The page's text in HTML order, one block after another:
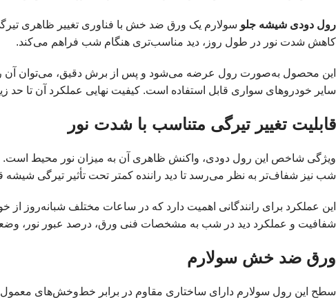
رول دودی شیشه جلو سولارم یک ورق ضد خش با فناوری تغییر ظاهری
کاهش شدت نور در طول روز، دید مناسب‌تری هنگام شب فراهم می‌کند.
سایر خودروهای سواری قابل استفاده است. کیفیت نهایی عملکرد آن تا
قابلیت تغییر تیرگی متناسب با شدت نور
ویژگی شاخص این رول دودی، واکنش ظاهری آن به میزان نور محیط است.
شب نیز شفاف‌تر به نظر می‌رسد تا دید راننده کمتر تحت تأثیر تیرگی شیشه
این عملکرد برای رانندگانی اهمیت دارد که در ساعات مختلف شبانه‌روز از
شفافیت و عملکرد دید در شب به مشخصات فنی ورق، درصد عبور نور،
ورق ضد خش سولارم
سطح این رول سولارم دارای ساختاری مقاوم در برابر خط‌وخش‌های